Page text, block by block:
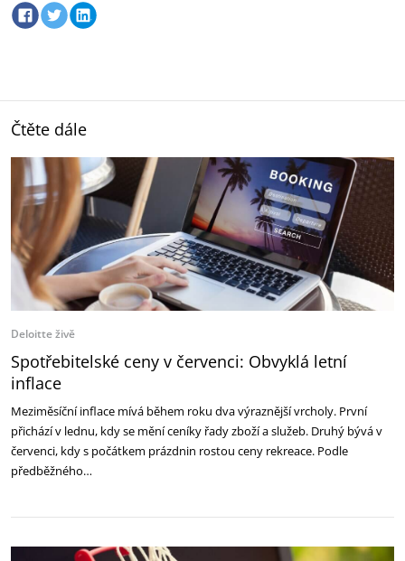
Čtěte dále
Deloitte živě
Spotřebitelské ceny v červenci: Obvyklá letní
inflace
Meziměsíční inflace mívá během roku dva výraznější vrcholy. První
přichází v lednu, kdy se mění ceníky řady zboží a služeb. Druhý bývá v
červenci, kdy s počátkem prázdnin rostou ceny rekreace. Podle
předběžného…